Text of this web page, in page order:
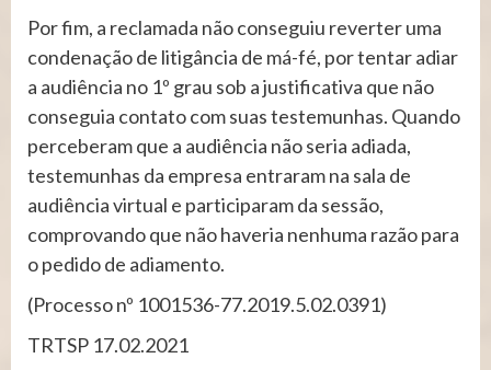
Por fim, a reclamada não conseguiu reverter uma
condenação de litigância de má-fé, por tentar adiar
a audiência no 1º grau sob a justificativa que não
conseguia contato com suas testemunhas. Quando
perceberam que a audiência não seria adiada,
testemunhas da empresa entraram na sala de
audiência virtual e participaram da sessão,
comprovando que não haveria nenhuma razão para
o pedido de adiamento.
(Processo nº 1001536-77.2019.5.02.0391)
TRTSP 17.02.2021